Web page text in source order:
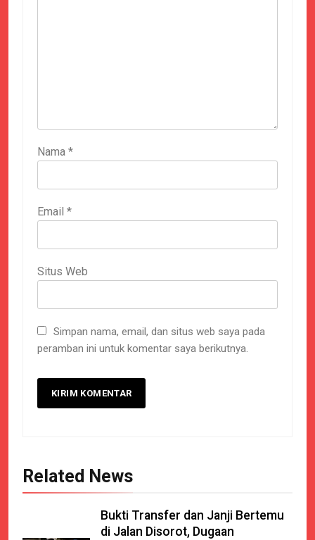
Nama *
Email *
Situs Web
Simpan nama, email, dan situs web saya pada
peramban ini untuk komentar saya berikutnya.
Related News
Bukti Transfer dan Janji Bertemu
di Jalan Disorot, Dugaan